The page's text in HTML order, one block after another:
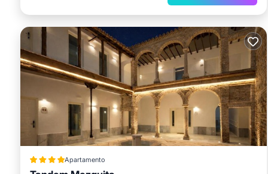
Apartamento